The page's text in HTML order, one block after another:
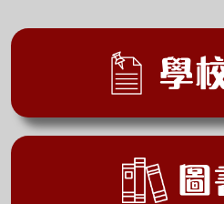
學